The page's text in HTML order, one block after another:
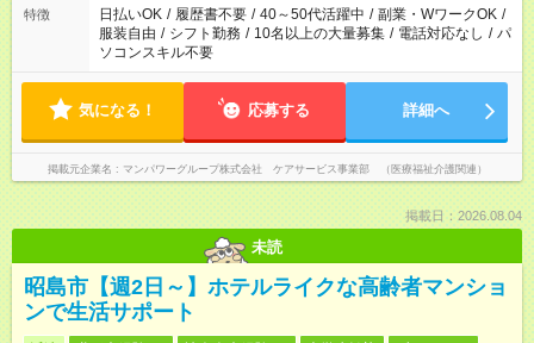
特徴 日払いOK / 履歴書不要 / 40～50代活躍中 / 副業・WワークOK /
服装自由 / シフト勤務 / 10名以上の大量募集 / 電話対応なし / パ
ソコンスキル不要
気になる！ 応募する 詳細へ
掲載元企業名 マンパワーグループ株式会社 ケアサービス事業部 （医療福祉介護関連）
掲載日：2026.08.04
未読
昭島市【週2日～】ホテルライクな高齢者マンショ
ンで生活サポート